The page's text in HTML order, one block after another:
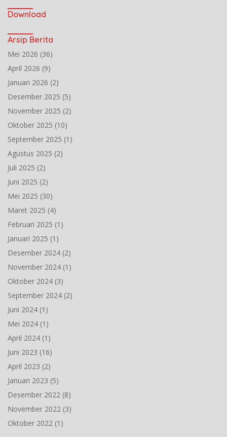
Download
Arsip Berita
Mei 2026 (36)
April 2026 (9)
Januari 2026 (2)
Desember 2025 (5)
November 2025 (2)
Oktober 2025 (10)
September 2025 (1)
Agustus 2025 (2)
Juli 2025 (2)
Juni 2025 (2)
Mei 2025 (30)
Maret 2025 (4)
Februari 2025 (1)
Januari 2025 (1)
Desember 2024 (2)
November 2024 (1)
Oktober 2024 (3)
September 2024 (2)
Juni 2024 (1)
Mei 2024 (1)
April 2024 (1)
Juni 2023 (16)
April 2023 (2)
Januari 2023 (5)
Desember 2022 (8)
November 2022 (3)
Oktober 2022 (1)